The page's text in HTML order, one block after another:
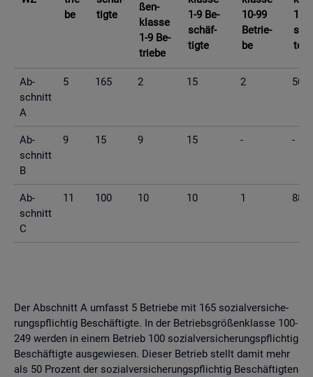
be
tig­te
ßen­
klas­se
1-9 Be­
trie­be
1-9 Be­
schäf­
tig­te
10-99
Be­trie­
be
10-
te
Ab­
schnitt
A
5 165 2 15 2 50
Ab­
schnitt
B
9 15 9 15 - -
Ab­
schnitt
C
11 100 10 10 1 88
Der Ab­schnitt A um­fasst 5 Be­trie­be mit 165 so­zi­al­ver­si­che­
rungs­pflich­tig Be­schäf­tig­te. In der Be­triebs­grö­ßen­klas­se 100-
249 wer­den in einem Be­trieb 100 so­zi­al­ver­si­che­rungs­pflich­tig
Be­schäf­tig­te aus­ge­wie­sen. Die­ser Be­trieb stellt damit mehr
als 50 Pro­zent der so­zi­al­ver­si­che­rungs­pflich­tig Be­schäf­tig­ten